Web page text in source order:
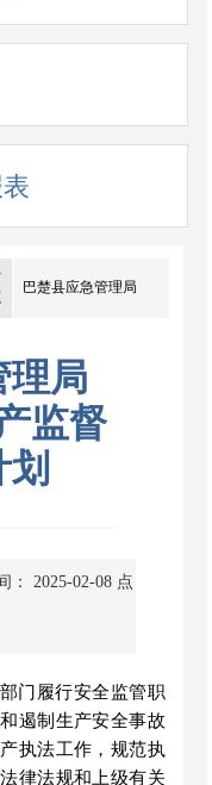
巴楚县应急管理局
理局
监督
： 2025-02-08 点
门履行安全监管职
遏制生产安全事故
执法工作，规范执
律法规和上级有关